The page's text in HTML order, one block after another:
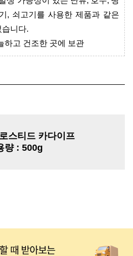
, 쇠고기를 사용한 제품과 같은
습니다.
하고 건조한 곳에 보관
스티드 카다이프
량: 500g